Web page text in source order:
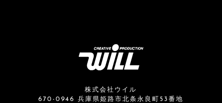
株式会社ウイル
670-0946 兵庫県姫路市北条永良町53番地